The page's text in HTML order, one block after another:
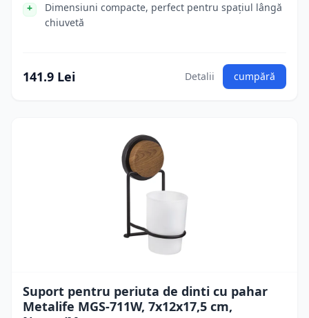
Dimensiuni compacte, perfect pentru spațiul lângă
chiuvetă
141.9 Lei Detalii cumpără
Suport pentru periuta de dinti cu pahar
Metalife MGS-711W, 7x12x17,5 cm,